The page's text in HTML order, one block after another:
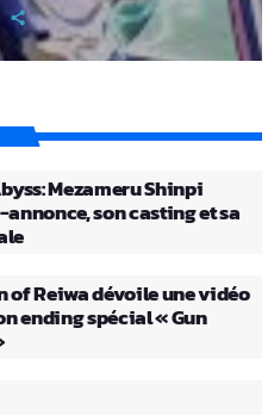
Mezameru Shinpi
son casting et sa
of Reiwa dévoile une vidéo
ending spécial « Gun